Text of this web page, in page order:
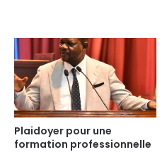
Plaidoyer pour une
formation professionnelle